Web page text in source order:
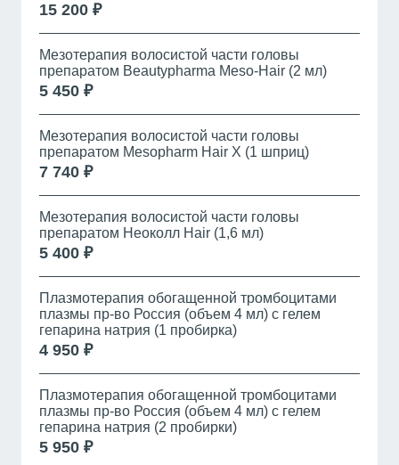
15 200 ₽
Мезотерапия волосистой части головы
препаратом Beautypharma Meso-Hair (2 мл)
5 450 ₽
Мезотерапия волосистой части головы
препаратом Mesopharm Hair X (1 шприц)
7 740 ₽
Мезотерапия волосистой части головы
препаратом Неоколл Hair (1,6 мл)
5 400 ₽
Плазмотерапия обогащенной тромбоцитами
плазмы пр-во Россия (объем 4 мл) с гелем
гепарина натрия (1 пробирка)
4 950 ₽
Плазмотерапия обогащенной тромбоцитами
плазмы пр-во Россия (объем 4 мл) с гелем
гепарина натрия (2 пробирки)
5 950 ₽